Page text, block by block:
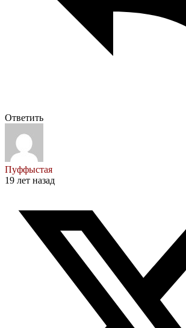
Ответить
Пуффыстая
19 лет назад